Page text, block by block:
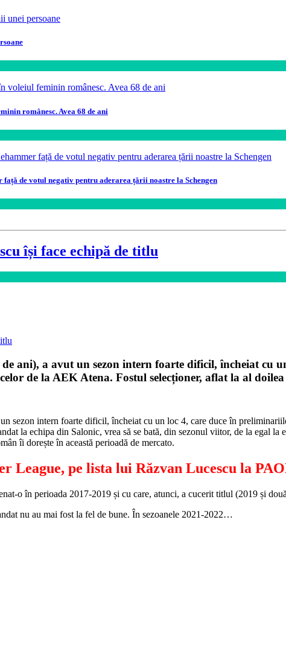
românesc. Avea 68 de ani
de votul negativ pentru aderarea țării noastre la Schengen
își face echipă de titlu
ani), a avut un sezon intern foarte dificil, încheiat cu
de la AEK Atena. Fostul selecționer, aflat la al
sezon intern foarte dificil, încheiat cu un loc 4, care duce în
la echipa din Salonic, vrea să se bată, din sezonul viitor, de la egal
îi dorește în această perioadă de mercato.
League, pe lista lui Răzvan Lucescu la
o în perioada 2017-2019 și cu care, atunci, a cucerit titlul (2019 și
nu au mai fost la fel de bune. În sezoanele 2021-2022…